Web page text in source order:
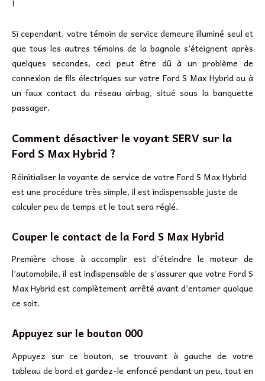
!
Si cependant, votre témoin de service demeure illuminé seul et
que tous les autres témoins de la bagnole s’éteignent après
quelques secondes, ceci peut être dû à un problème de
connexion de fils électriques sur votre Ford S Max Hybrid ou à
un faux contact du réseau airbag, situé sous la banquette
passager.
Comment désactiver le voyant SERV sur la
Ford S Max Hybrid ?
Réinitialiser la voyante de service de votre Ford S Max Hybrid
est une procédure très simple, il est indispensable juste de
calculer peu de temps et le tout sera réglé.
Couper le contact de la Ford S Max Hybrid
Première chose à accomplir est d’éteindre le moteur de
l’automobile, il est indispensable de s’assurer que votre Ford S
Max Hybrid est complètement arrêté avant d’entamer quoique
ce soit.
Appuyez sur le bouton 000
Appuyez sur ce bouton, se trouvant à gauche de votre
tableau de bord et gardez-le enfoncé pendant un peu, tout en